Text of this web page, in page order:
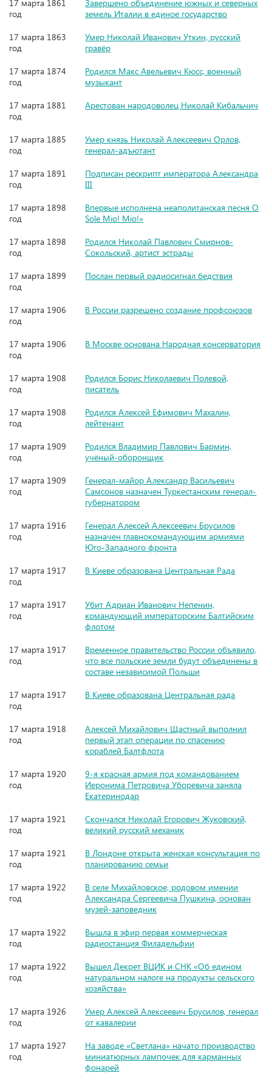
17 марта 1861
год
Завершено объединение южных и северных
земель Италии в единое государство
17 марта 1863
год
Умер Николай Иванович Уткин, русский
гравёр
17 марта 1874
год
Родился Макс Авельевич Кюсс, военный
музыкант
17 марта 1881
год
Арестован народоволец Николай Кибальчич
17 марта 1885
год
Умер князь Николай Алексеевич Орлов,
генерал-адъютант
17 марта 1891
год
Подписан рескрипт императора Александра
III
17 марта 1898
год
Впервые исполнена неаполитанская песня O
Sole Mio! Mio!»
17 марта 1898
год
Родился Николай Павлович Смирнов-
Сокольский, артист эстрады
17 марта 1899
год
Послан первый радиосигнал бедствия
17 марта 1906
год
В России разрешено создание профсоюзов
17 марта 1906
год
В Москве основана Народная консерватория
17 марта 1908
год
Родился Борис Николаевич Полевой,
писатель
17 марта 1908
год
Родился Алексей Ефимович Махалин,
лейтенант
17 марта 1909
год
Родился Владимир Павлович Бармин,
учёный-оборонщик
17 марта 1909
год
Генерал-майор Александр Васильевич
Самсонов назначен Туркестанским генерал-
губернатором
17 марта 1916
год
Генерал Алексей Алексеевич Брусилов
назначен главнокомандующим армиями
Юго-Западного фронта
17 марта 1917
год
В Киеве образована Центральная Рада
17 марта 1917
год
Убит Адриан Иванович Непенин,
командующий императорским Балтийским
флотом
17 марта 1917
год
Временное правительство России объявило,
что все польские земли будут объединены в
составе независимой Польши
17 марта 1917
год
В Киеве образована Центральная рада
17 марта 1918
год
Алексей Михайлович Щастный выполнил
первый этап операции по спасению
кораблей Балтфлота
17 марта 1920
год
9-я красная армия под командованием
Иеронима Петровича Уборевича заняла
Екатеринодар
17 марта 1921
год
Скончался Николай Егорович Жуковский,
великий русский механик
17 марта 1921
год
В Лондоне открыта женская консультация по
планированию семьи
17 марта 1922
год
В селе Михайловское, родовом имении
Александра Сергеевича Пушкина, основан
музей-заповедник
17 марта 1922
год
Вышла в эфир первая коммерческая
радиостанция Филадельфии
17 марта 1922
год
Вышел Декрет ВЦИК и СНК «Об едином
натуральном налоге на продукты сельского
хозяйства»
17 марта 1926
год
Умер Алексей Алексеевич Брусилов, генерал
от кавалерии
17 марта 1927
год
На заводе «Светлана» начато производство
миниатюрных лампочек для карманных
фонарей